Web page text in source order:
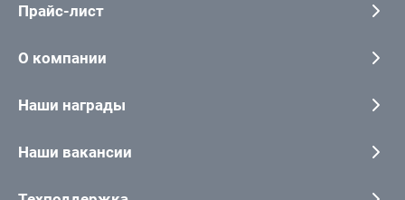
Прайс-лист
О компании
Наши награды
Наши вакансии